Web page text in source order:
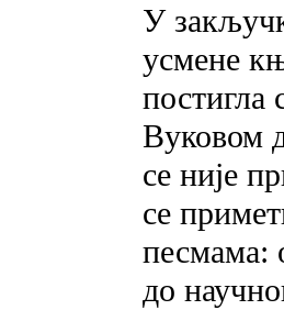
У
усмене
постигла
Вуковом
се није
се
песмама:
до